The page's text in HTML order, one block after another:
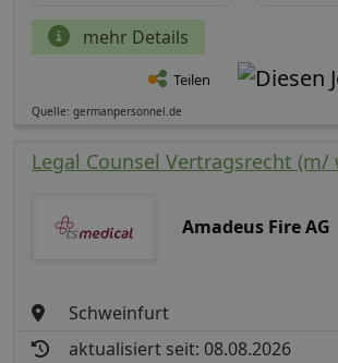
mehr Details
Teilen
Quelle: germanpersonnel.de
Legal Counsel Vertragsrecht (m/
Amadeus Fire AG
Schweinfurt
aktualisiert seit: 08.08.2026